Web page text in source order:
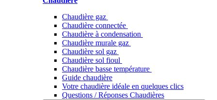
Chaudière gaz
Chaudière connectée
Chaudière à condensation
Chaudière murale gaz
Chaudière sol gaz
Chaudière sol fioul
Chaudière basse température
Guide chaudière
Votre chaudière idéale en quelques clics
Questions / Réponses Chaudières